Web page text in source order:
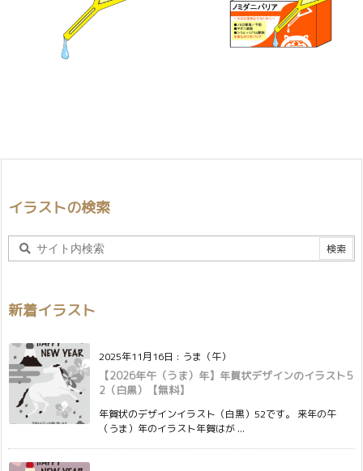
イラストの検索
新着イラスト
2025年11月16日 : うま（午）
【2026年午（うま）年】年賀状デザインのイラスト5
2（白黒）【無料】
年賀状のデザインイラスト（白黒）52です。 来年の午
（うま）年のイラスト年賀はが ...